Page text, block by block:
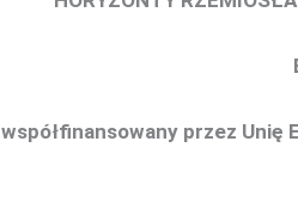
współfinansowany przez Unię